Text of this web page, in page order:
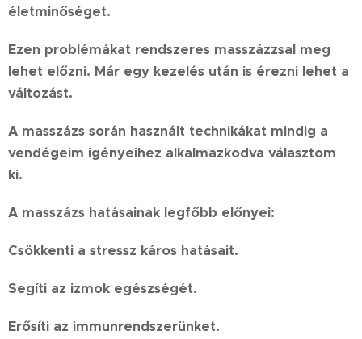
életminőséget.
Ezen problémákat rendszeres masszázzsal meg
lehet előzni. Már egy kezelés után is érezni lehet a
változást.
A masszázs során használt technikákat mindig a
vendégeim igényeihez alkalmazkodva választom
ki.
A masszázs hatásainak legfőbb előnyei:
Csökkenti a stressz káros hatásait.
Segíti az izmok egészségét.
Erősíti az immunrendszerünket.